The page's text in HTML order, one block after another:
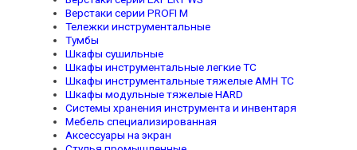
Верстаки серии PROFI M
Тележки инструментальные
Тумбы
Шкафы сушильные
Шкафы инструментальные легкие TC
Шкафы инструментальные тяжелые AMH TC
Шкафы модульные тяжелые HARD
Системы хранения инструмента и инвентаря
Мебель специализированная
Аксессуары на экран